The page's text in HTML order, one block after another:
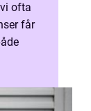
ofta
får